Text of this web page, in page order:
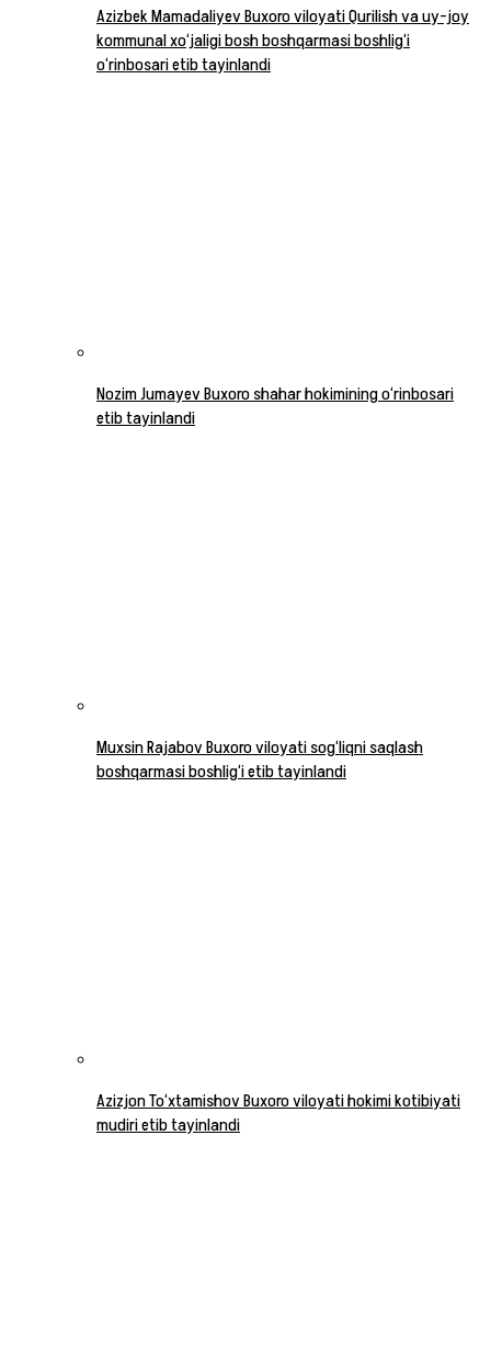
Azizbek Mamadaliyev Buxoro viloyati Qurilish va uy-joy
kommunal xo‘jaligi bosh boshqarmasi boshlig‘i
o‘rinbosari etib tayinlandi
Nozim Jumayev Buxoro shahar hokimining o‘rinbosari
etib tayinlandi
Muxsin Rajabov Buxoro viloyati sog‘liqni saqlash
boshqarmasi boshlig‘i etib tayinlandi
Azizjon To‘xtamishov Buxoro viloyati hokimi kotibiyati
mudiri etib tayinlandi